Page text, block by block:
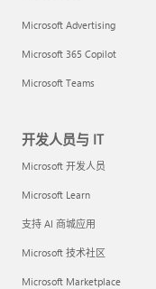
Microsoft Advertising
Microsoft 365 Copilot
Microsoft Teams
开发人员与 IT
Microsoft 开发人员
Microsoft Learn
支持 AI 商城应用
Microsoft 技术社区
Microsoft Marketplace